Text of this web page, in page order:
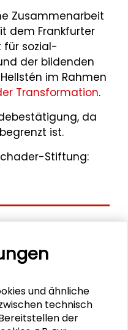
Zusammenarbeit
dem Frankfurter
für sozial-
der bildenden
im Rahmen
Transformation.
da
ist.
Stiftung:
und ähnliche
technisch
der